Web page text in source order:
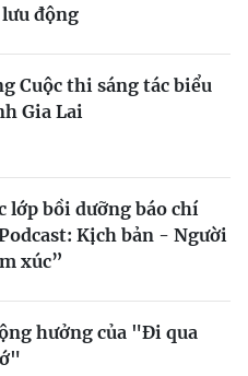
động
Cuộc thi sáng tác biểu
Gia Lai
lớp bồi dưỡng báo chí
Kịch bản - Người
xúc”
hưởng của "Đi qua